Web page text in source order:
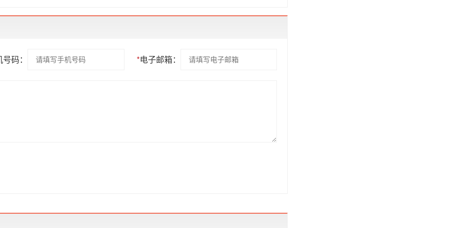
码： *电子邮箱：